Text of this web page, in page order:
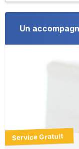
Un
Service Gratuit